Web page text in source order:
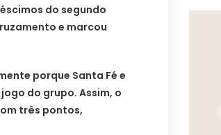
do segundo
e marcou
porque Santa Fé e
do grupo. Assim, o
três pontos,